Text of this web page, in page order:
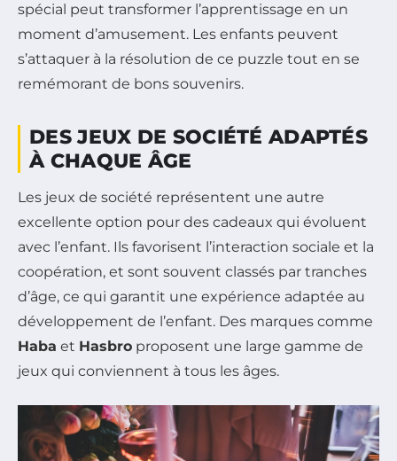
spécial peut transformer l’apprentissage en un
moment d’amusement. Les enfants peuvent
s’attaquer à la résolution de ce puzzle tout en se
remémorant de bons souvenirs.
DES JEUX DE SOCIÉTÉ ADAPTÉS
À CHAQUE ÂGE
Les jeux de société représentent une autre
excellente option pour des cadeaux qui évoluent
avec l’enfant. Ils favorisent l’interaction sociale et la
coopération, et sont souvent classés par tranches
d’âge, ce qui garantit une expérience adaptée au
développement de l’enfant. Des marques comme
Haba et Hasbro proposent une large gamme de
jeux qui conviennent à tous les âges.